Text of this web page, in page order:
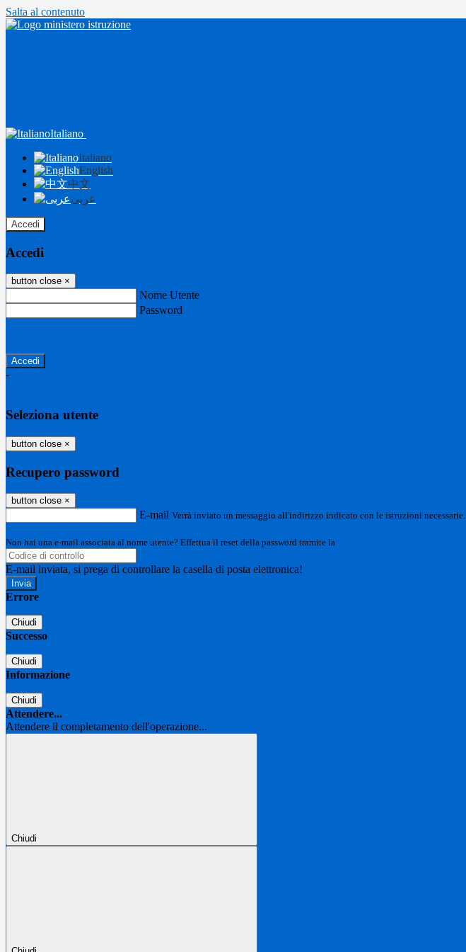
Salta al contenuto
Italiano
Italiano
English
中文
عربى
Accedi
Accedi
button close ×
Nome Utente
Password
-
Seleziona utente
button close ×
Recupero password
button close ×
E-mail Verrà inviato un messaggio all'indirizzo indicato con le istruzioni necessarie.
Non hai una e-mail associata al nome utente? Effettua il reset della password tramite la
E-mail inviata, si prega di controllare la casella di posta elettronica!
Errore
Chiudi
Successo
Chiudi
Informazione
Chiudi
Attendere...
Attendere il completamento dell'operazione...
Chiudi